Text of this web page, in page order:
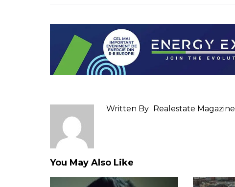
Written By Realestate Magazine
You May Also Like